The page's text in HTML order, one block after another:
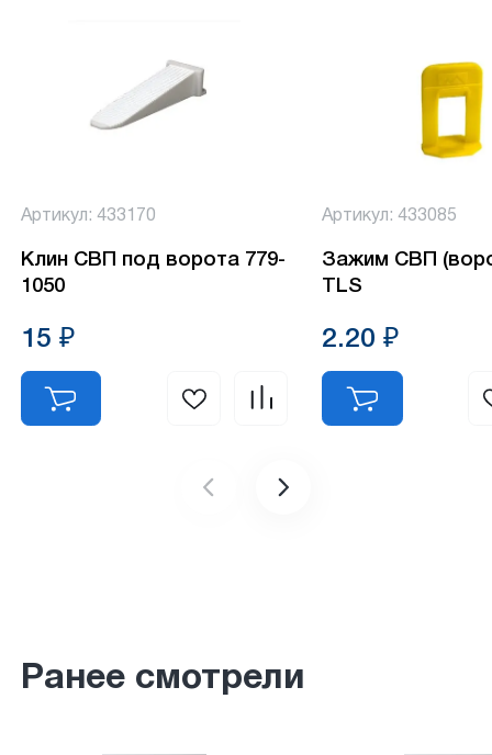
Артикул: 433170
Клин СВП под ворота 779-
1050
15 ₽
Артикул: 433085
Зажим СВП
TLS
2.20 ₽
Ранее смотрели